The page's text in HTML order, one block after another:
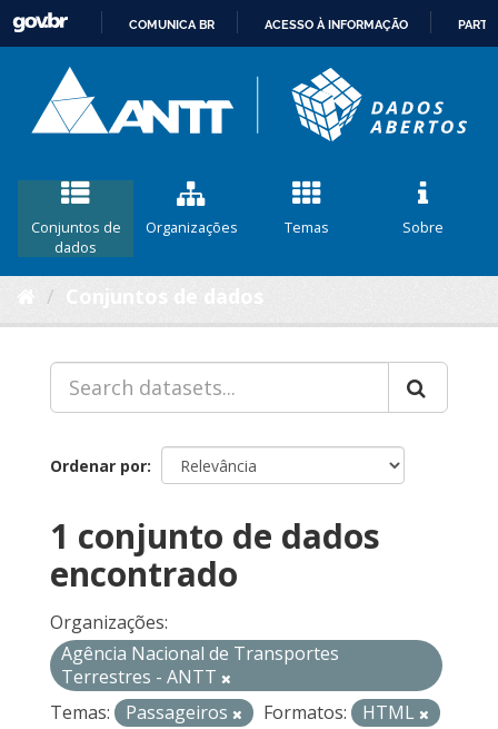
CONTEÚDO
COMUNICA BR ACESSO À INFORMAÇÃO
Conjuntos de
dados
Organizações Temas Sobre
Ordenar por
1 conjunto de dados
encontrado
Organizações:
Agência Nacional de Transportes
Terrestres - ANTT
Temas:
Passageiros Formatos:
HTML